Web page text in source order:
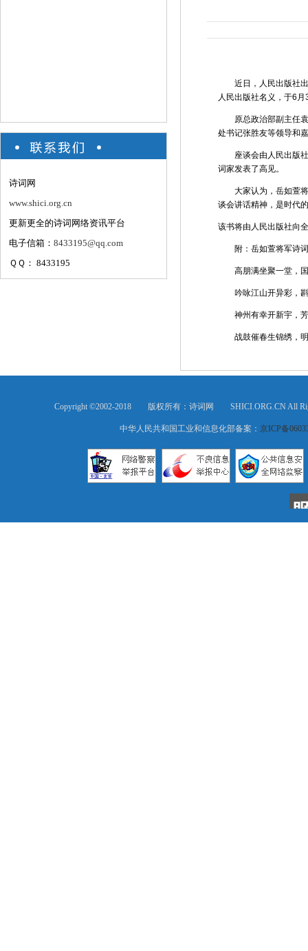
诗词网
www.shici.org.cn
更新更全的诗词网络资讯平台
电子信箱： 8433195@qq.com
ＱＱ： 8433195
近日，人民出版社出
人民出版社名义，于6
原总政治部副主任袁
处书记张胜友等领导和
座谈会由人民出版社
词家发表了高见。
大家认为，岳如萱将
谈会讲话精神，是时代
该书将由人民出版社向
附：岳如萱将军诗词
高朋满坐聚一堂，国
吟咏江山开异彩，斟
神州有幸开新宇，芳
战鼓催春生锦绣，明
Copyright ©2002-2018 版权所有：诗词网 SHICI.ORG.CN All
中华人民共和国工业和信息化部备案： 京ICP备